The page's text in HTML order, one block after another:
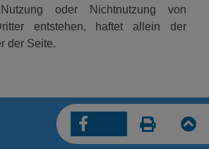
oder Nichtnutzung von
entstehen, haftet allein der
der Seite.